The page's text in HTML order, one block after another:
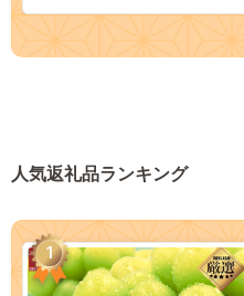
新おたる]
人気返礼品ランキング
1